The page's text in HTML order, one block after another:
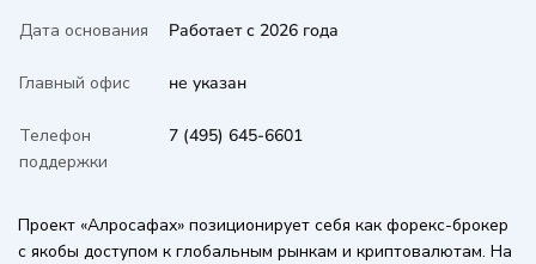
Дата основания Работает с 2026 года
Главный офис не указан
Телефон
поддержки
7 (495) 645-6601
Проект «Алросафах» позиционирует себя как форекс-брокер
с якобы доступом к глобальным рынкам и криптовалютам. На